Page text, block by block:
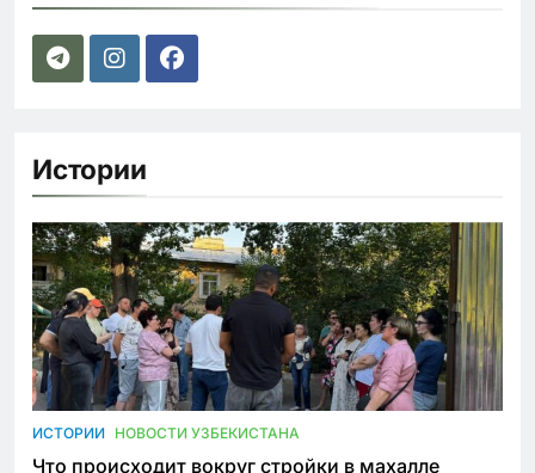
Истории
ИСТОРИИ НОВОСТИ УЗБЕКИСТАНА
Что происходит вокруг стройки в махалле